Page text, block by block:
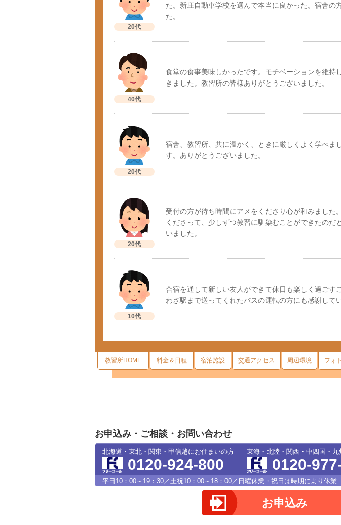
20代
た。新庄自動車学校を選んで本当に良かった。宿舎の
た。
40代
食堂の食事美味しかったです。モチベーションを維持
きました。教習所の皆様ありがとうございました。
20代
宿舎、教習所、共に温かく、ときに厳しくよく学べま
す。ありがとうございました。
20代
受付の方が待ち時間にアメをくださり心が和みました
くださって、少しずつ教習に馴染むことができたのだ
いました。
10代
合宿を通して新しい友人ができて休日も楽しく過ごす
わざ駅まで送ってくれたバスの運転の方にも感謝してい
教習所HOME 料金＆日程 宿泊施設 交通アクセス 周辺環境 フォト
お申込み・ご相談・お問い合わせ
北海道・東北・関東・甲信越にお住まいの方
0120-924-800
東海・北陸・関西・中四国・
0120-
平日10：00～19：30／土祝10：00～18：00／日曜休業・祝日は時期により休業
お申込み